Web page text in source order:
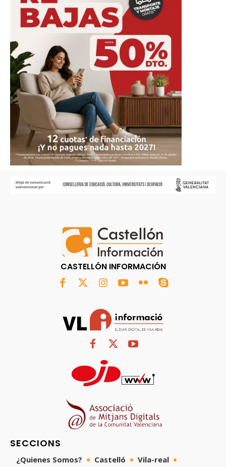
CASTELLÓN INFORMACIÓN
SECCIONS
¿Quienes Somos? Castelló
Vila-real